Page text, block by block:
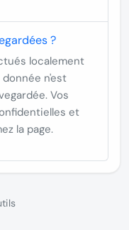
?
localement
n'est
Vos
et
la page.